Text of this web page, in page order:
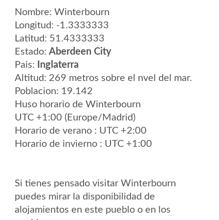
Nombre: Winterbourn
Longitud: -1.3333333
Latitud: 51.4333333
Estado: Aberdeen City
Pais:
Inglaterra
Altitud: 269 metros sobre el nvel del mar.
Poblacion: 19.142
Huso horario de Winterbourn
UTC +1:00 (Europe/Madrid)
Horario de verano : UTC +2:00
Horario de invierno : UTC +1:00
Si tienes pensado visitar Winterbourn
puedes mirar la disponibilidad de
alojamientos en este pueblo o en los